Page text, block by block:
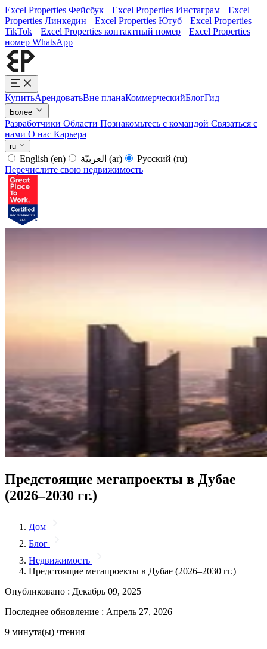
Excel Properties Фейсбук Excel Properties Инстаграм
Excel
Properties Линкедин
Excel Properties Ютуб
Excel Properties
TikTok
Excel Properties контактный номер
Excel Properties
номер WhatsApp
КупитьАрендоватьВне планаКоммерческийБлогГид
Более
Разработчики Области Познакомьтесь с командой Связаться с
нами О нас Карьера
ru
English (en) (ar) Русский (ru)
Перечислите свою недвижимость
Предстоящие мегапроекты в Дубае
(2026–2030 гг.)
Дом
Блог
Недвижимость
Предстоящие мегапроекты в Дубае (2026–2030 гг.)
Опубликовано : Декабрь 09, 2025
Последнее обновление : Апрель 27, 2026
9 минута(ы) чтения